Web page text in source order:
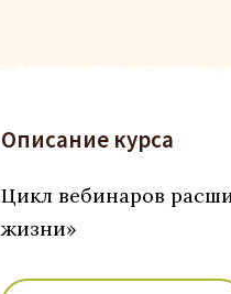
Описание курса
Цикл вебинаров
жизни»